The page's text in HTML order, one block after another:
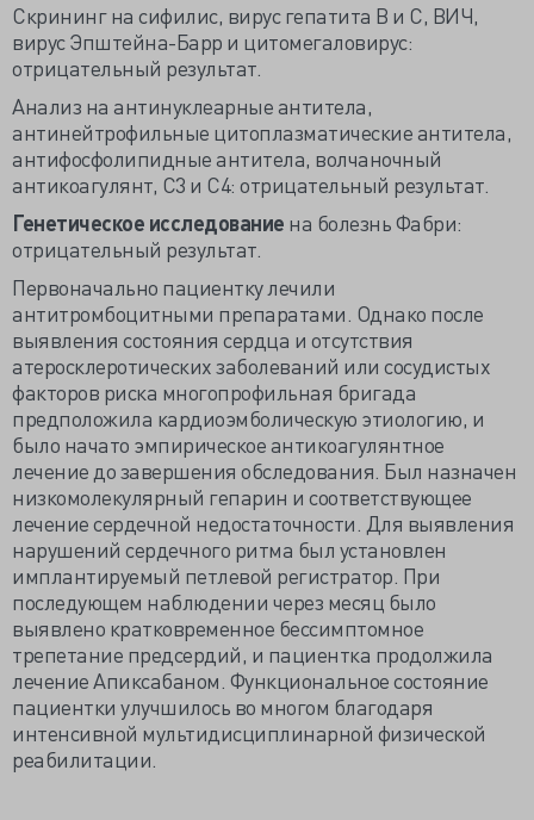
Скрининг на сифилис, вирус гепатита В и С, ВИЧ,
вирус Эпштейна-Барр и цитомегаловирус:
отрицательный результат.
Анализ на антинуклеарные антитела,
антинейтрофильные цитоплазматические антитела,
антифосфолипидные антитела, волчаночный
антикоагулянт, С3 и С4: отрицательный результат.
Генетическое исследование на болезнь Фабри:
отрицательный результат.
Первоначально пациентку лечили
антитромбоцитными препаратами. Однако после
выявления состояния сердца и отсутствия
атеросклеротических заболеваний или сосудистых
факторов риска многопрофильная бригада
предположила кардиоэмболическую этиологию, и
было начато эмпирическое антикоагулянтное
лечение до завершения обследования. Был назначен
низкомолекулярный гепарин и соответствующее
лечение сердечной недостаточности. Для выявления
нарушений сердечного ритма был установлен
имплантируемый петлевой регистратор. При
последующем наблюдении через месяц было
выявлено кратковременное бессимптомное
трепетание предсердий, и пациентка продолжила
лечение Апиксабаном. Функциональное состояние
пациентки улучшилось во многом благодаря
интенсивной мультидисциплинарной физической
реабилитации.